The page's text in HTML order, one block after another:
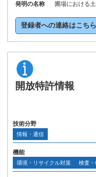
発明の名称
圃場における
登録者への連絡はこちら
開放特許情報
技術分野
情報・通信
機能
環境・リサイクル対策 検査・